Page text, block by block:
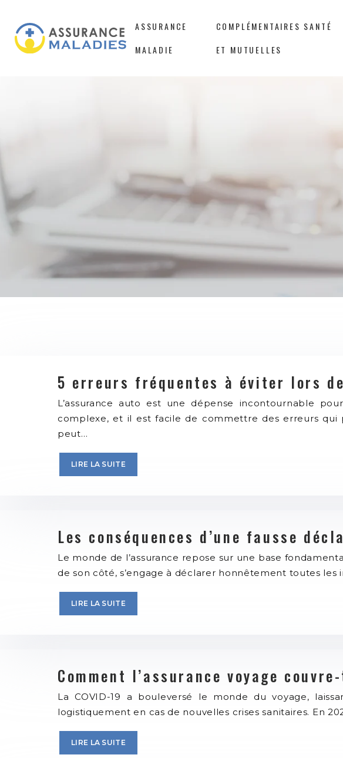
ASSURANCE
MALADIE
COMPLÉMENTAIRES SANTÉ
ET MUTUELLES
5 erreurs fréquentes à éviter lors
L’assurance auto est une dépense incontournable
complexe, et il est facile de commettre des erreurs
peut…
LIRE LA SUITE
Les conséquences d’une fausse
Le monde de l’assurance repose sur une base
de son côté, s’engage à déclarer honnêtement toutes
LIRE LA SUITE
Comment l’assurance voyage
La COVID-19 a bouleversé le monde du voyage,
logistiquement en cas de nouvelles crises sanitaires. En
LIRE LA SUITE